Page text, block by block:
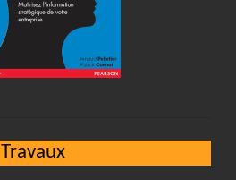
Travaux